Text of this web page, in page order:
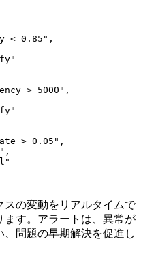
< 0.85",
> 5000",
> 0.05",
スの変動をリアルタイムで
ます。アラートは、異常が
問題の早期解決を促進し